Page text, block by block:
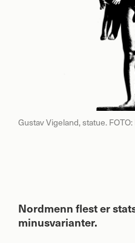
Gustav Vigeland, statue.
Nordmenn flest er
minusvarianter.